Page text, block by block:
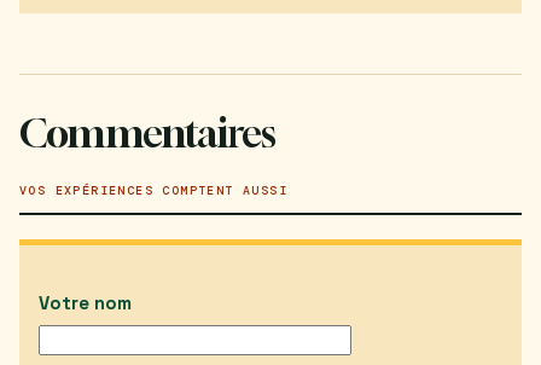
Commentaires
VOS EXPÉRIENCES COMPTENT AUSSI
Votre nom